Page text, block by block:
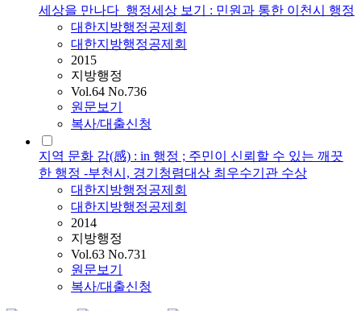
세상을 만나다_행정세상 보기 : 민원과 통한 이천시 행정
대한지방행정공제회
대한지방행정공제회
2015
지방행정
Vol.64 No.736
원문보기
복사/대출신청
지역 문화 감(感) : in 행정 ; 주민이 신뢰할 수 있는 깨끗
한 행정 -부천시, 경기청렴대상 최우수기관 수상
대한지방행정공제회
대한지방행정공제회
2014
지방행정
Vol.63 No.731
원문보기
복사/대출신청